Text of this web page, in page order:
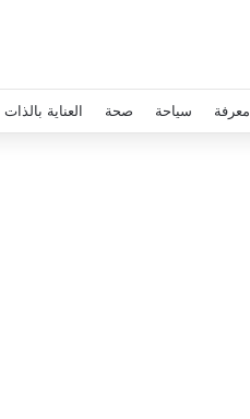
معرفة سياحة صحة العناية بالذات